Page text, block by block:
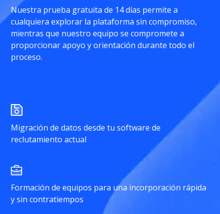
Nuestra prueba gratuita de 14 días permite a
cualquiera explorar la plataforma sin compromiso,
mientras que nuestro equipo se compromete a
proporcionar apoyo y orientación durante todo el
proceso.
Migración de datos desde tu software de
reclutamiento actual
Formación de equipos para una incorporación rápida
y sin contratiempos